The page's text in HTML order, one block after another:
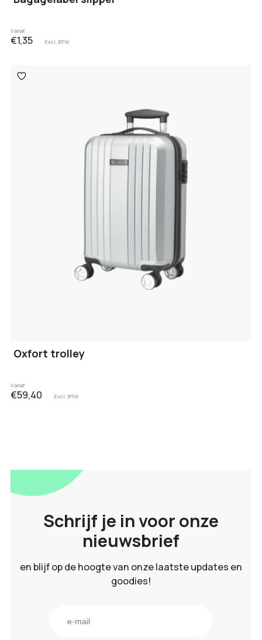
Vanaf
€1,35 Excl. BTW
Toevoegen
aan
Oxfort trolley
Vanaf
€59,40 Excl. BTW
Schrijf je in voor onze
nieuwsbrief
en blijf op de hoogte van onze laatste updates en
goodies!